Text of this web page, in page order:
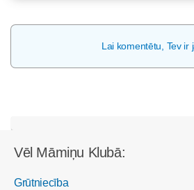
Lai komentētu, Tev ir
Vēl Māmiņu Klubā:
Grūtniecība